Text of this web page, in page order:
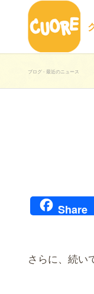
ブログ - 最近のニュース
Share
さらに、続い